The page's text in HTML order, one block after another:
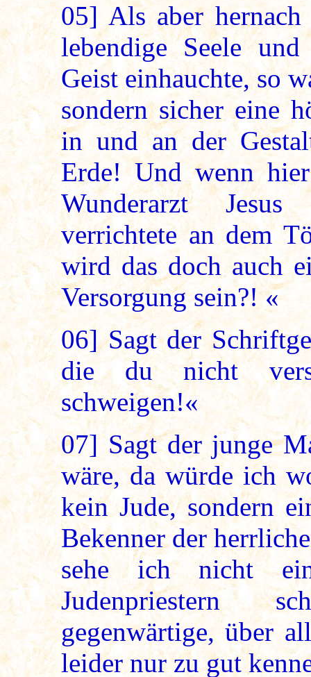
05] Als aber
lebendige Seele
Geist einhauchte, so
sondern sicher eine
in und an der
Erde! Und wenn
Wunderarzt
verrichtete an dem
wird das doch auch
Versorgung sein?! «
06]Sagt der
die du nicht
schweigen!«
07]Sagt der junge
wäre, da würde ich
kein Jude, sondern
Bekenner der
sehe ich nicht
Judenpriestern
gegenwärtige, über
leider nur zu gut